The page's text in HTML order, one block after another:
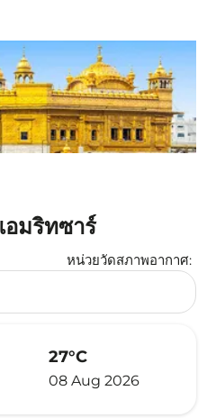
มริทซาร์
หน่วยวัดสภาพอากาศ:
Selected
27°C
08 Aug 2026